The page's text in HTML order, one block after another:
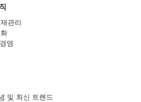
관리
영
및 최신 트렌드